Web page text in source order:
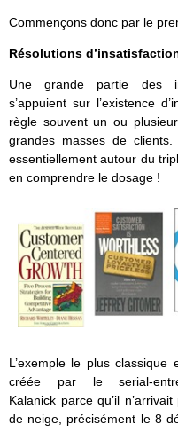
Commençons donc par le
Résolutions
Une grande partie des
s’appuient sur l’existence
règle souvent un ou
grandes masses de
essentiellement autour du
en comprendre le dosage !
L’exemple le plus
créée par le serial-
Kalanick parce qu’il
de neige, précisément le 8